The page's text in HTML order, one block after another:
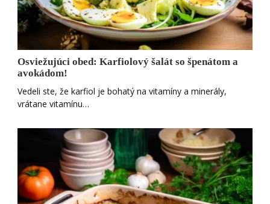
Osviežujúci obed: Karfiolový šalát so špenátom a
avokádom!
Vedeli ste, že karfiol je bohatý na vitamíny a minerály,
vrátane vitamínu…